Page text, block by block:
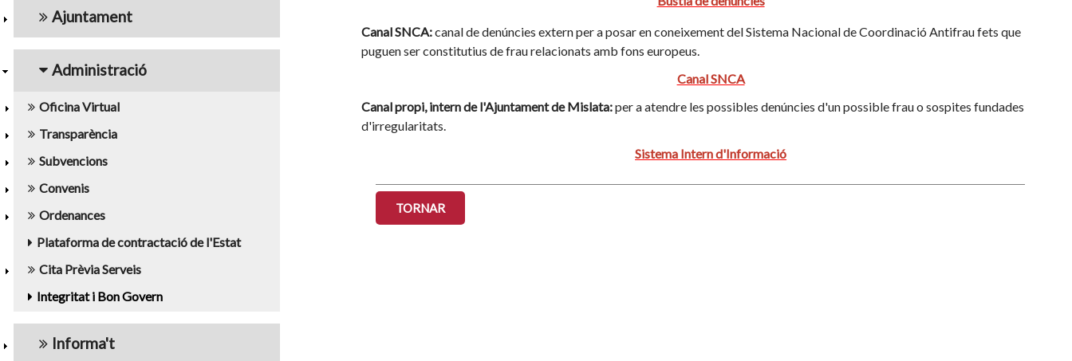
Ajuntament
Administració
Oficina Virtual
Transparència
Subvencions
Convenis
Ordenances
Plataforma de contractació de l'Estat
Cita Prèvia Serveis
Integritat i Bon Govern
Informa't
Canal SNCA:canal de denúncies extern per a posar en coneixement del Sistema Nacional de Coordinació Antifrau fets que
puguen ser constitutius de frau relacionats amb fons europeus.
Canal SNCA
Canal propi, intern de l'Ajuntament de Mislata:per a atendre les possibles denúncies d'un possible frau o sospites fundades
d'irregularitats.
Sistema Intern d'Informació
TORNAR